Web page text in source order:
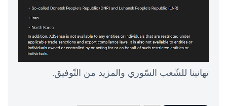
تهانينا للشّعب السّوري والمزيد من التّوفيق.